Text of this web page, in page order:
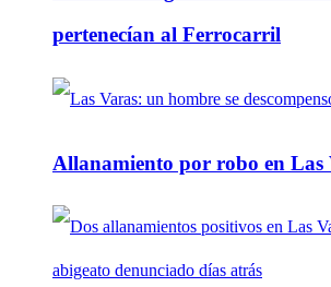
pertenecían al Ferrocarril
Allanamiento por robo en Las